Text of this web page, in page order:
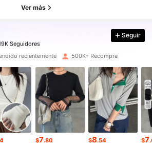
Ver más
Seguidores
Hace 1 horas
Seguidores
Seguidores
Seguidores
Seguir
recientemente 500K+ Recompra
$7.80 $8.54 $7